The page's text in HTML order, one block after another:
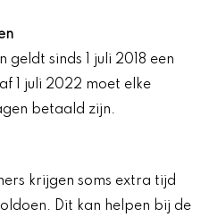
sinds 1 juli 2018 een
1 juli 2022 moet elke
betaald zijn.
krijgen soms extra tijd
Dit kan helpen bij de